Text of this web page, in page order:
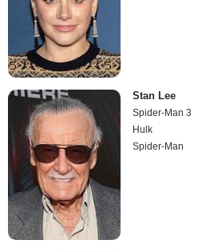
Stan Lee
Spider-Man 3
Hulk
Spider-Man